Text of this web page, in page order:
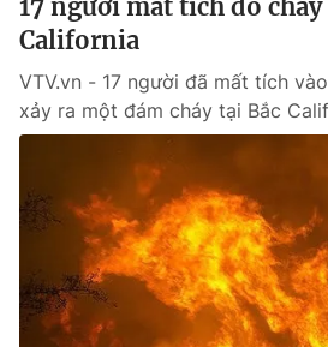
17 người mất tích do
California
VTV.vn - 17 người đã mất tích
xảy ra một đám cháy tại Bắc